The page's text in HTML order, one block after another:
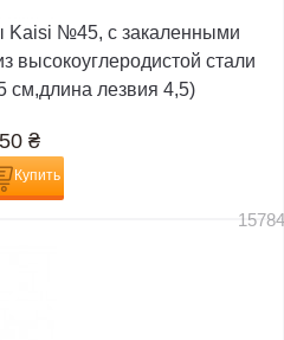
Kaisi №45, с закаленными
высокоуглеродистой стали
см,длина лезвия 4,5)
50 ₴
Купить